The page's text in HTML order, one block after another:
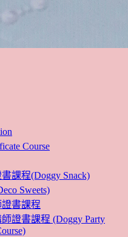
Course
課程(Doggy Snack)
Sweets)
書課程
證書課程 (Doggy Party